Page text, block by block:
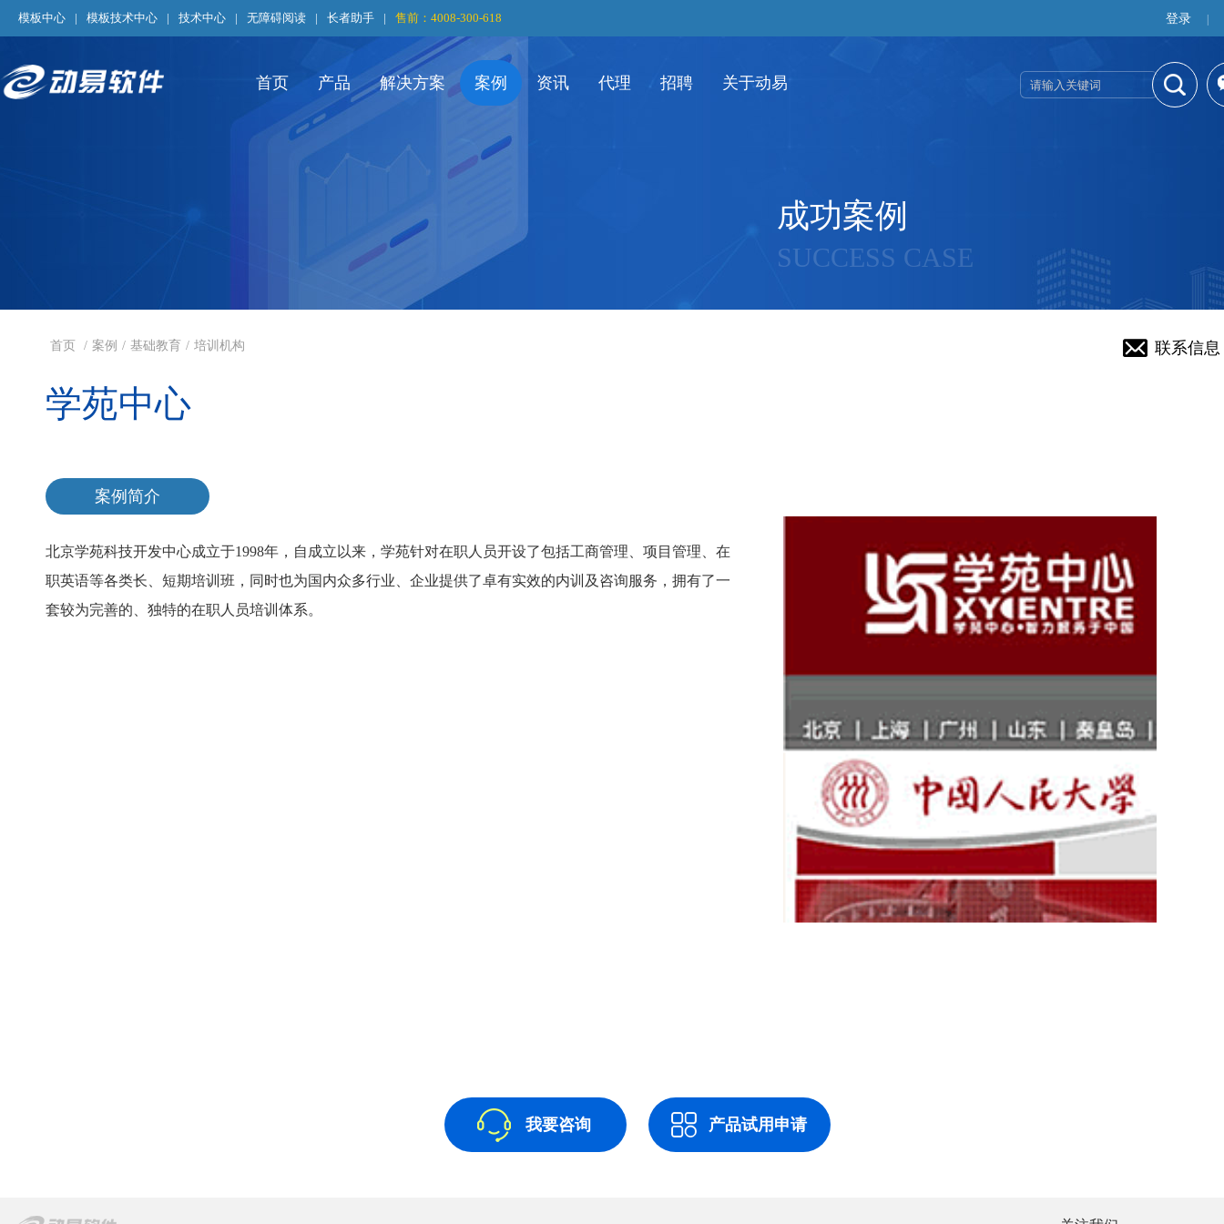
登录
模板中心 | 模板技术中心 | 技术中心 | 无障碍阅读 | 长者助手 | 售前：4008-300-618
首页 产品 解决方案 案例 资讯 代理 招聘 关于动易
成功案例
SUCCESS CASE
联系信息
首页 / 案例 / 基础教育 / 培训机构
学苑中心
案例简介
北京学苑科技开发中心成立于1998年，自成立以来，学苑针对在职人员开设了包括工商管理、项目管理、在
职英语等各类长、短期培训班，同时也为国内众多行业、企业提供了卓有实效的内训及咨询服务，拥有了一
套较为完善的、独特的在职人员培训体系。
我要咨询 产品试用申请